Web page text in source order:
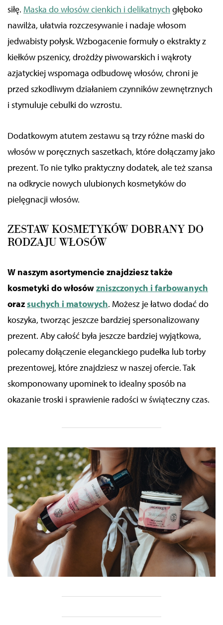
siłę. Maska do włosów cienkich i delikatnych głęboko
nawilża, ułatwia rozczesywanie i nadaje włosom
jedwabisty połysk. Wzbogacenie formuły o ekstrakty z
kiełków pszenicy, drożdży piwowarskich i wąkroty
azjatyckiej wspomaga odbudowę włosów, chroni je
przed szkodliwym działaniem czynników zewnętrznych
i stymuluje cebulki do wzrostu.
Dodatkowym atutem zestawu są trzy różne maski do
włosów w poręcznych saszetkach, które dołączamy jako
prezent. To nie tylko praktyczny dodatek, ale też szansa
na odkrycie nowych ulubionych kosmetyków do
pielęgnacji włosów.
ZESTAW KOSMETYKÓW DOBRANY DO
RODZAJU WŁOSÓW
W naszym asortymencie znajdziesz także
kosmetyki do włosówzniszczonych i farbowanych
orazsuchych i matowych. Możesz je łatwo dodać do
koszyka, tworząc jeszcze bardziej spersonalizowany
prezent. Aby całość była jeszcze bardziej wyjątkowa,
polecamy dołączenie eleganckiego pudełka lub torby
prezentowej, które znajdziesz w naszej ofercie. Tak
skomponowany upominek to idealny sposób na
okazanie troski i sprawienie radości w świąteczny czas.